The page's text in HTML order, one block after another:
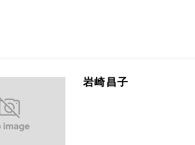
岩崎昌子